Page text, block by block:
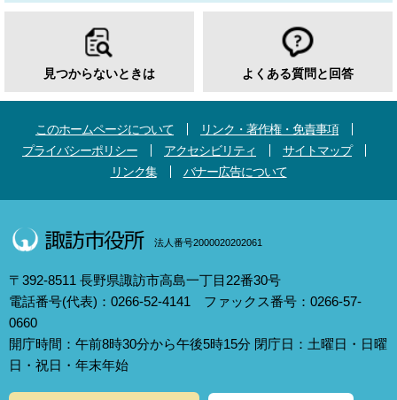
見つからないときは よくある質問と回答
このホームページについて
リンク・著作権・免責事項
プライバシーポリシー
アクセシビリティ
サイトマップ
リンク集
バナー広告について
法人番号2000020202061
〒392-8511 長野県諏訪市高島一丁目22番30号
電話番号(代表)：0266-52-4141 ファックス番号：0266-57-
0660
開庁時間：午前8時30分から午後5時15分 閉庁日：土曜日・日曜
日・祝日・年末年始